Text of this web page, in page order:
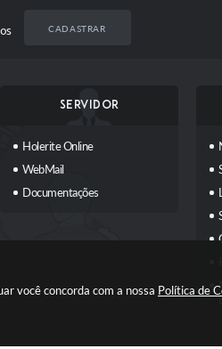
você concorda com a nossa Política de
CADASTRAR
SERVIDOR
Holerite Online
WebMail
Documentações